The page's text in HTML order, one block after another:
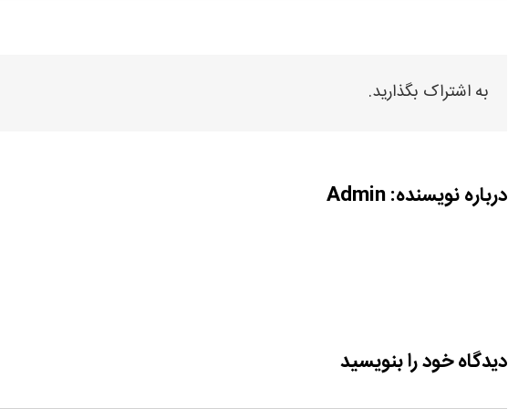
به اشتراک بگذارید.
درباره نویسنده:Admin
دیدگاه خود را بنویسید